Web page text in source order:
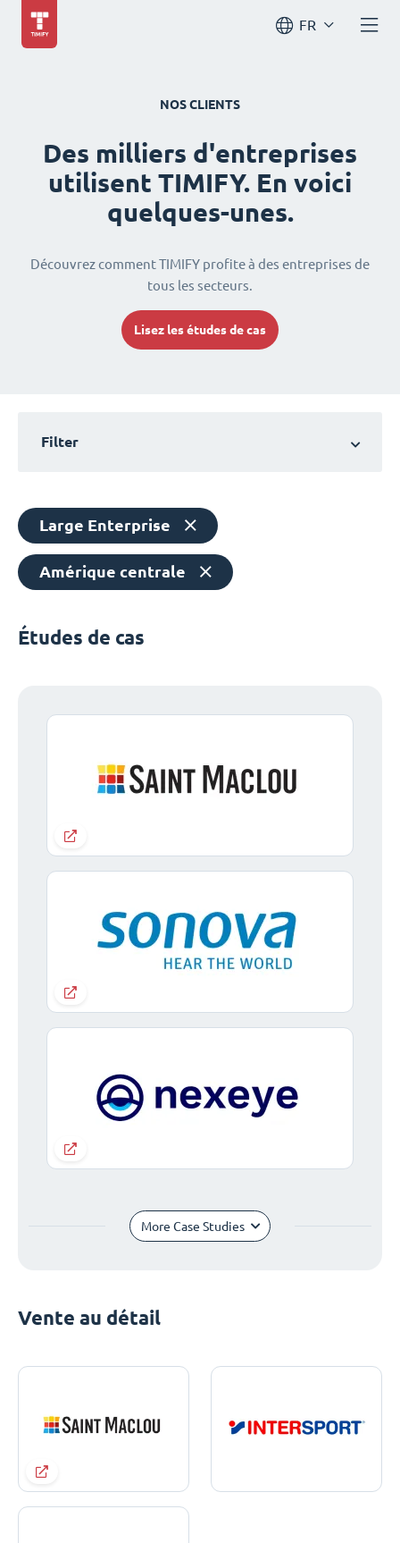
FR
NOS CLIENTS
Des milliers d'entreprises
utilisent TIMIFY. En voici
quelques-unes.
Découvrez comment TIMIFY profite à des entreprises de
tous les secteurs.
Lisez les études de cas
Filter
Large Enterprise
Amérique centrale
Études de cas
More Case Studies
Vente au détail